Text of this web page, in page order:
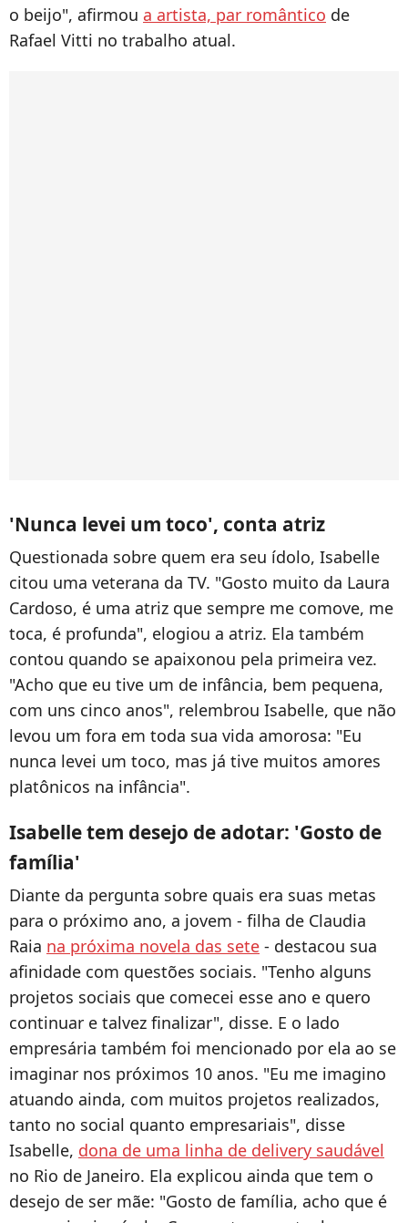
o beijo", afirmou a artista, par romântico de
Rafael Vitti no trabalho atual.
'Nunca levei um toco', conta atriz
Questionada sobre quem era seu ídolo, Isabelle
citou uma veterana da TV. "Gosto muito da Laura
Cardoso, é uma atriz que sempre me comove, me
toca, é profunda", elogiou a atriz. Ela também
contou quando se apaixonou pela primeira vez.
"Acho que eu tive um de infância, bem pequena,
com uns cinco anos", relembrou Isabelle, que não
levou um fora em toda sua vida amorosa: "Eu
nunca levei um toco, mas já tive muitos amores
platônicos na infância".
Isabelle tem desejo de adotar: 'Gosto de
família'
Diante da pergunta sobre quais era suas metas
para o próximo ano, a jovem - filha de Claudia
Raia na próxima novela das sete - destacou sua
afinidade com questões sociais. "Tenho alguns
projetos sociais que comecei esse ano e quero
continuar e talvez finalizar", disse. E o lado
empresária também foi mencionado por ela ao se
imaginar nos próximos 10 anos. "Eu me imagino
atuando ainda, com muitos projetos realizados,
tanto no social quanto empresariais", disse
Isabelle, dona de uma linha de delivery saudável
no Rio de Janeiro. Ela explicou ainda que tem o
desejo de ser mãe: "Gosto de família, acho que é